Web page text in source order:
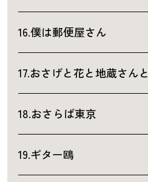
16.僕は郵便屋さん
17.おさげと花と地蔵さんと
18.おさらば東京
19.ギター鴎